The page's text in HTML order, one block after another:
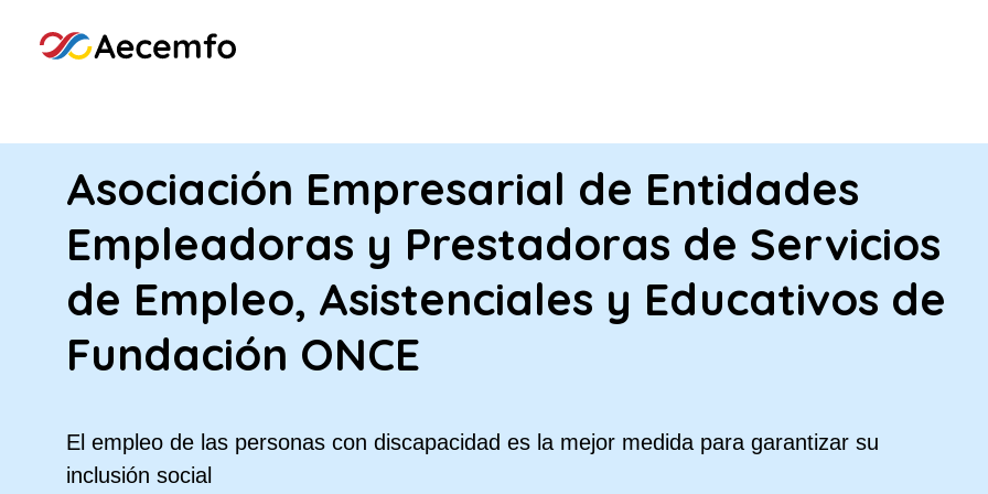
Asociación Empresarial de Entidades
Empleadoras y Prestadoras de Servicios
de Empleo, Asistenciales y Educativos de
Fundación ONCE
El empleo de las personas con discapacidad es la mejor medida para garantizar su
inclusión social